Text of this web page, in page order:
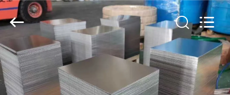
ΣΠΊΤΙ
ΠΡΟΪΌΝΤΑ
Special
Steel
Co.,
Ltd.
All
Reserved.